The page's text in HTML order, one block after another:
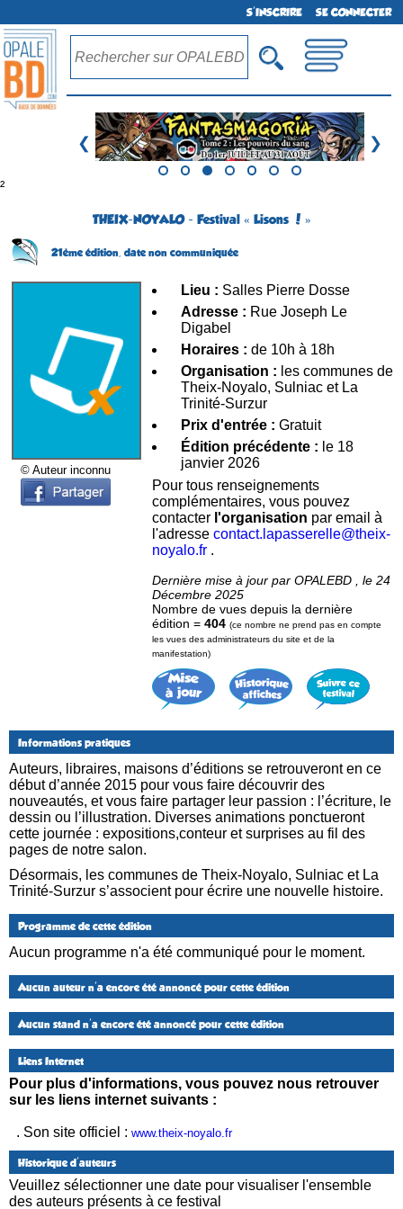
S'INSCRIRE SE CONNECTER
❮ ❯
²
THEIX-NOYALO - Festival « Lisons ! »
21ème édition, date non communiquée
© Auteur inconnu
Lieu : Salles Pierre Dosse
Adresse : Rue Joseph Le
Digabel
Horaires : de 10h à 18h
Organisation : les communes de
Theix-Noyalo, Sulniac et La
Trinité-Surzur
Prix d'entrée : Gratuit
Édition précédente : le 18
janvier 2026
Pour tous renseignements
complémentaires, vous pouvez
contacter l'organisation par email à
l'adresse contact.lapasserelle@theix-
noyalo.fr .
Dernière mise à jour par OPALEBD , le 24
Décembre 2025
Nombre de vues depuis la dernière
édition = 404 (ce nombre ne prend pas en compte
les vues des administrateurs du site et de la
manifestation)
Informations pratiques
Auteurs, libraires, maisons d’éditions se retrouveront en ce
début d’année 2015 pour vous faire découvrir des
nouveautés, et vous faire partager leur passion : l’écriture, le
dessin ou l’illustration. Diverses animations ponctueront
cette journée : expositions,conteur et surprises au fil des
pages de notre salon.
Désormais, les communes de Theix-Noyalo, Sulniac et La
Trinité-Surzur s’associent pour écrire une nouvelle histoire.
Programme de cette édition
Aucun programme n'a été communiqué pour le moment.
Aucun auteur n'a encore été annoncé pour cette édition
Aucun stand n'a encore été annoncé pour cette édition
Liens Internet
Pour plus d'informations, vous pouvez nous retrouver
sur les liens internet suivants :
. Son site officiel : www.theix-noyalo.fr
Historique d'auteurs
Veuillez sélectionner une date pour visualiser l'ensemble
des auteurs présents à ce festival